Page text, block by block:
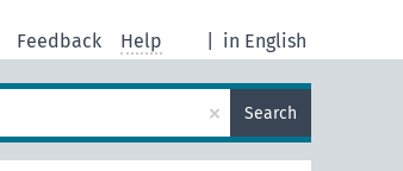
in English
Feedback Help
× Search